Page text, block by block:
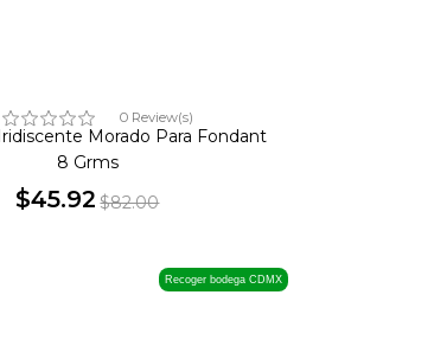
0 Review(s)
Morado Para Fondant
8 Grms
$45.92 $82.00
Recoger bodega CDMX